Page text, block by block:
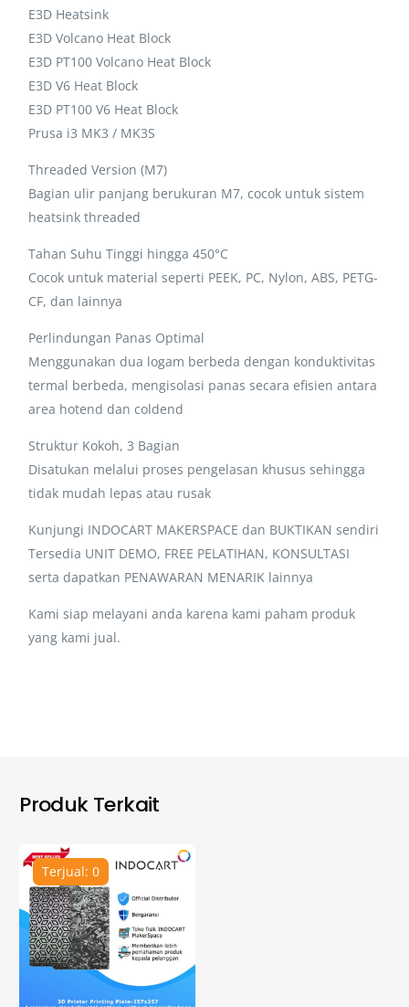
E3D Heatsink
E3D Volcano Heat Block
E3D PT100 Volcano Heat Block
E3D V6 Heat Block
E3D PT100 V6 Heat Block
Prusa i3 MK3 / MK3S
Threaded Version (M7)
Bagian ulir panjang berukuran M7, cocok untuk sistem
heatsink threaded
Tahan Suhu Tinggi hingga 450°C
Cocok untuk material seperti PEEK, PC, Nylon, ABS, PETG-
CF, dan lainnya
Perlindungan Panas Optimal
Menggunakan dua logam berbeda dengan konduktivitas
termal berbeda, mengisolasi panas secara efisien antara
area hotend dan coldend
Struktur Kokoh, 3 Bagian
Disatukan melalui proses pengelasan khusus sehingga
tidak mudah lepas atau rusak
Kunjungi INDOCART MAKERSPACE dan BUKTIKAN sendiri
Tersedia UNIT DEMO, FREE PELATIHAN, KONSULTASI
serta dapatkan PENAWARAN MENARIK lainnya
Kami siap melayani anda karena kami paham produk
yang kami jual.
Produk Terkait
Terjual: 0